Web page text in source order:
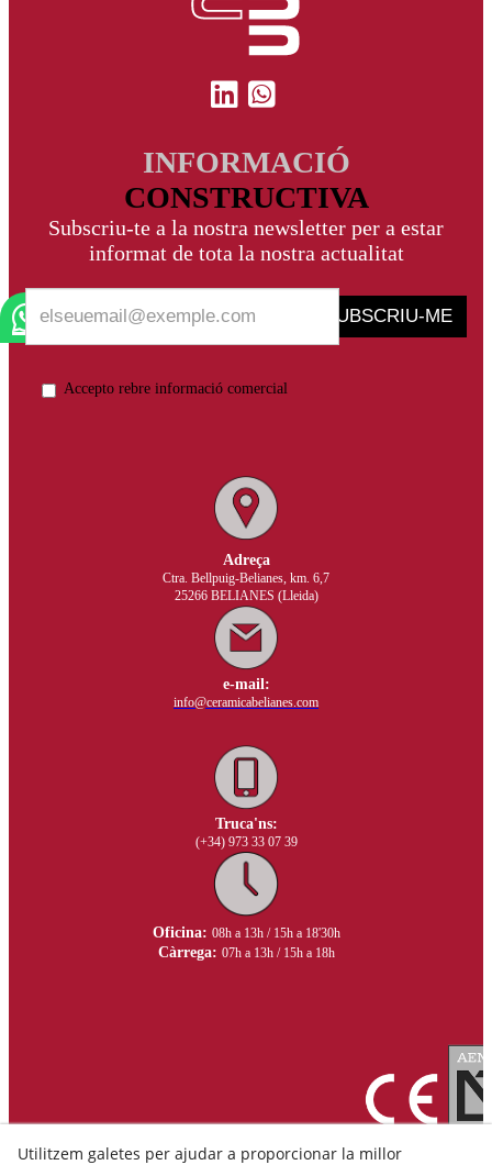
INFORMACIÓ
CONSTRUCTIVA
Subscriu-te a la nostra newsletter per a estar
informat de tota la nostra actualitat
SUBSCRIU-ME
Accepto rebre informació comercial
Adreça
Ctra. Bellpuig-Belianes, km. 6,7
25266 BELIANES (Lleida)
e-mail:
info@ceramicabelianes.com
Truca'ns:
(+34) 973 33 07 39
Oficina: 08h a 13h / 15h a 18'30h
Càrrega: 07h a 13h / 15h a 18h
Utilitzem galetes per ajudar a proporcionar la millor